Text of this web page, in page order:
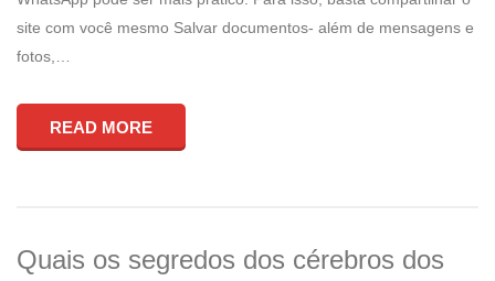
site com você mesmo Salvar documentos- além de mensagens e
fotos,…
READ MORE
Quais os segredos dos cérebros dos